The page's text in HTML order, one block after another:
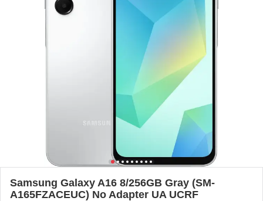
Samsung Galaxy A16 8/256GB Gray (SM-
A165FZACEUC) No Adapter UA UCRF